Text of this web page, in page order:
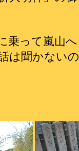
乗って嵐山
は聞かない